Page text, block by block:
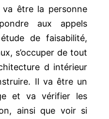
être la personne
aux appels
de faisabilité,
s’occuper de tout
d intérieur
Il va être un
et va vérifier les
ainsi que voir si